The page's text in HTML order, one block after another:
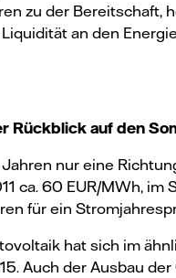
zu der Bereitschaft,
an den
Rückblick auf den
nur eine
ca. 60 EUR/MWh, im
für ein
hat sich im
Auch der Ausbau